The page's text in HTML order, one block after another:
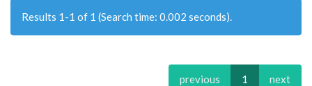
Results 1-1 of 1 (Search time: 0.002 seconds).
previous 1 next